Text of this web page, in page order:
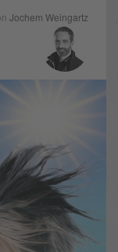
Jochem Weingartz